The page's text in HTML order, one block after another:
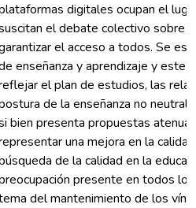
digitales ocupan el
el debate colectivo sobre
el acceso a todos. Se
enseñanza y aprendizaje y este
el plan de estudios, las
de la enseñanza no
bien presenta propuestas
una mejora en la
de la calidad en la
presente en todos
del mantenimiento de los